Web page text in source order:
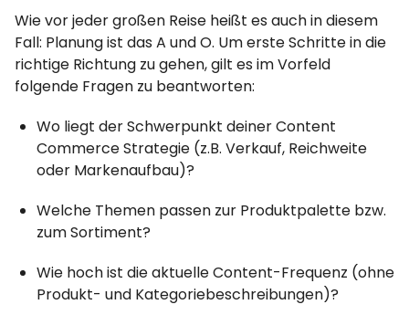
Wie vor jeder großen Reise heißt es auch in diesem
Fall: Planung ist das A und O. Um erste Schritte in die
richtige Richtung zu gehen, gilt es im Vorfeld
folgende Fragen zu beantworten:
Wo liegt der Schwerpunkt deiner Content
Commerce Strategie (z.B. Verkauf, Reichweite
oder Markenaufbau)?
Welche Themen passen zur Produktpalette bzw.
zum Sortiment?
Wie hoch ist die aktuelle Content-Frequenz (ohne
Produkt- und Kategoriebeschreibungen)?